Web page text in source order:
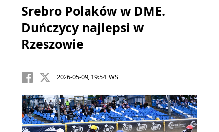
Srebro Polaków w DME.
Duńczycy najlepsi w
Rzeszowie
2026-05-09, 19:54 WS